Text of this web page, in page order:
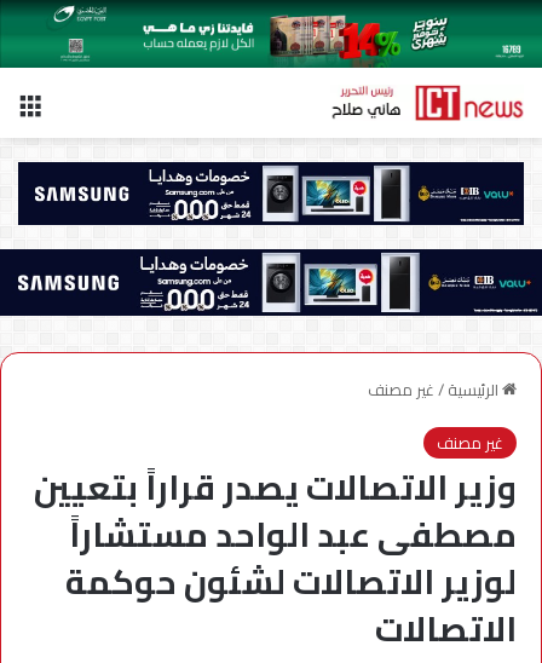
الرئيسية/غير مصنف
غير مصنف
وزير الاتصالات يصدر قراراً بتعيين
مصطفى عبد الواحد مستشاراً
لوزير الاتصالات لشئون حوكمة
الاتصالات